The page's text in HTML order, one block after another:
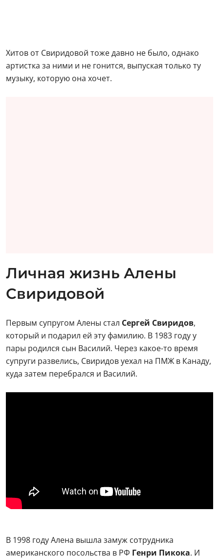
Хитов от Свиридовой тоже давно не было, однако
артистка за ними и не гонится, выпуская только ту
музыку, которую она хочет.
Личная жизнь Алены
Свиридовой
Первым супругом Алены стал Сергей Свиридов,
который и подарил ей эту фамилию. В 1983 году у
пары родился сын Василий. Через какое-то время
супруги развелись, Свиридов уехал на ПМЖ в Канаду,
куда затем перебрался и Василий.
В 1998 году Алена вышла замуж сотрудника
американского посольства в РФ Генри Пикока. И